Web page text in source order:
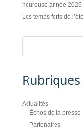
heureuse année 2026
Les temps forts de
Rubriques
Actualités
Échos de la presse
Partenaires